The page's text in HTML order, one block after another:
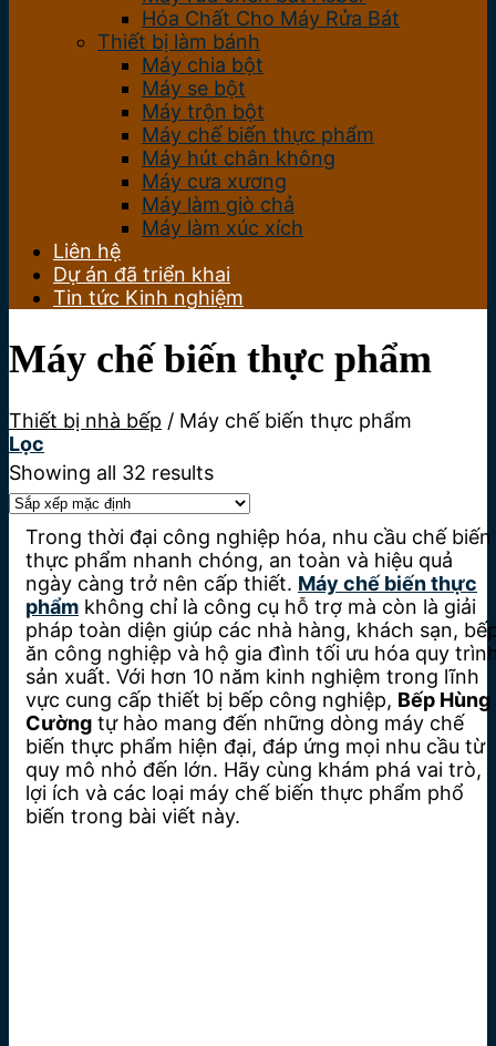
Hóa Chất Cho Máy Rửa Bát
Thiết bị làm bánh
Máy chia bột
Máy se bột
Máy trộn bột
Máy chế biến thực phẩm
Máy hút chân không
Máy cưa xương
Máy làm giò chả
Máy làm xúc xích
Liên hệ
Dự án đã triển khai
Tin tức Kinh nghiệm
Máy chế biến thực phẩm
Thiết bị nhà bếp / Máy chế biến thực phẩm
Lọc
Showing all 32 results
Trong thời đại công nghiệp hóa, nhu cầu chế biến
thực phẩm nhanh chóng, an toàn và hiệu quả
ngày càng trở nên cấp thiết. Máy chế biến thực
phẩm không chỉ là công cụ hỗ trợ mà còn là giải
pháp toàn diện giúp các nhà hàng, khách sạn,
ăn công nghiệp và hộ gia đình tối ưu hóa quy
sản xuất. Với hơn 10 năm kinh nghiệm trong lĩnh
vực cung cấp thiết bị bếp công nghiệp, Bếp Hùng
Cường tự hào mang đến những dòng máy chế
biến thực phẩm hiện đại, đáp ứng mọi nhu cầu từ
quy mô nhỏ đến lớn. Hãy cùng khám phá vai trò,
lợi ích và các loại máy chế biến thực phẩm phổ
biến trong bài viết này.